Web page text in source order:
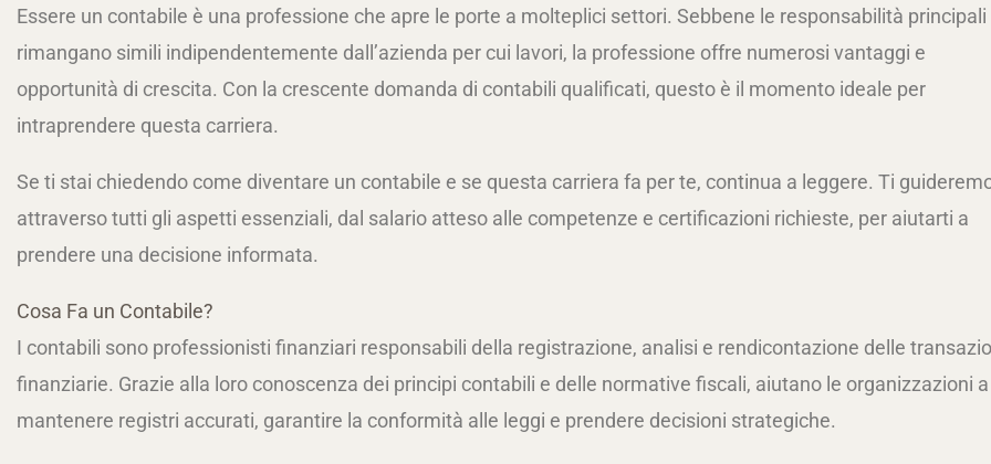
Essere un contabile è una professione che apre le porte a molteplici settori. Sebbene le responsabilità principali
rimangano simili indipendentemente dall’azienda per cui lavori, la professione offre numerosi vantaggi e
opportunità di crescita. Con la crescente domanda di contabili qualificati, questo è il momento ideale per
intraprendere questa carriera.
Se ti stai chiedendo come diventare un contabile e se questa carriera fa per te, continua a leggere. Ti
attraverso tutti gli aspetti essenziali, dal salario atteso alle competenze e certificazioni richieste, per aiutarti a
prendere una decisione informata.
Cosa Fa un Contabile?
I contabili sono professionisti finanziari responsabili della registrazione, analisi e rendicontazione delle
finanziarie. Grazie alla loro conoscenza dei principi contabili e delle normative fiscali, aiutano le organizzazioni a
mantenere registri accurati, garantire la conformità alle leggi e prendere decisioni strategiche.